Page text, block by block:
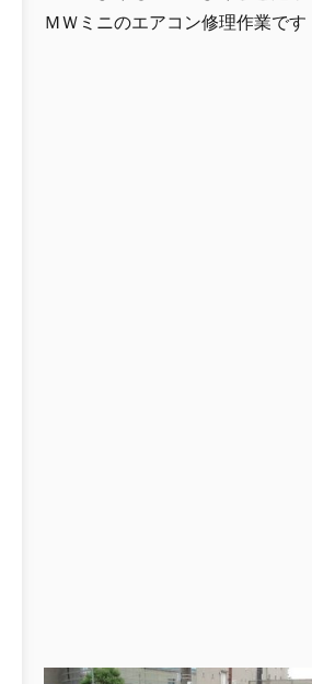
ＭＷミニのエアコン修理作業です